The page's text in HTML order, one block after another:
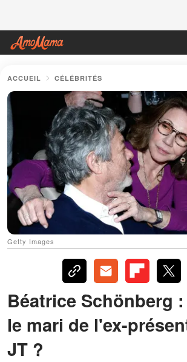
ACCUEIL CÉLÉBRITÉS
Getty Images
Béatrice Schönberg
le mari de l'ex-
JT ?